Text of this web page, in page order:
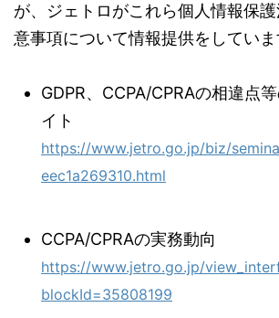
が、ジェトロがこれら個人情報保
意事項について情報提供をしていま
GDPR、CCPA/CPRAの相違点
イト
https://www.jetro.go.jp/biz/
eec1a269310.html
CCPA/CPRAの実務動向
https://www.jetro.go.jp/
blockId=35808199